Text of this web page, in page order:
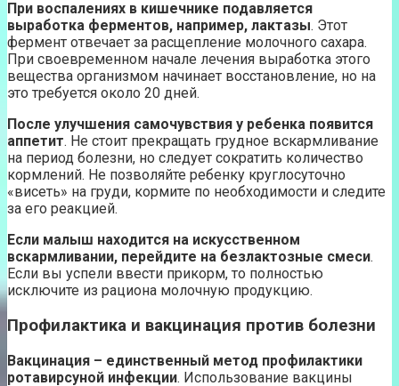
При воспалениях в кишечнике подавляется
выработка ферментов, например, лактазы. Этот
фермент отвечает за расщепление молочного сахара.
При своевременном начале лечения выработка этого
вещества организмом начинает восстановление, но на
это требуется около 20 дней.
После улучшения самочувствия у ребенка появится
аппетит. Не стоит прекращать грудное вскармливание
на период болезни, но следует сократить количество
кормлений. Не позволяйте ребенку круглосуточно
«висеть» на груди, кормите по необходимости и следите
за его реакцией.
Если малыш находится на искусственном
вскармливании, перейдите на безлактозные смеси.
Если вы успели ввести прикорм, то полностью
исключите из рациона молочную продукцию.
Профилактика и вакцинация против болезни
Вакцинация – единственный метод профилактики
ротавирсуной инфекции. Использование вакцины